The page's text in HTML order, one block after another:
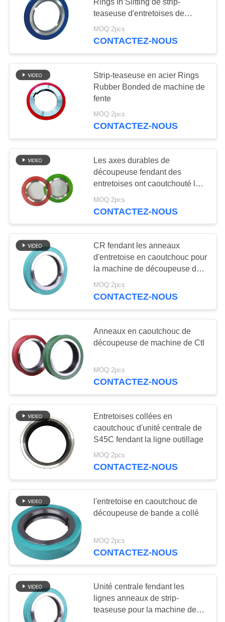
L'USINE
DE
LA
QUALITÉ
LES
AFFAIRES
DEMANDEZ
UN DEVIS
PLAN
SITE
POLITIQUE
DE
CONFIDENTIALITÉ
lames rotatoires de
découpeuse
Cisaillez fendre des
couteaux
lame volante de
cisaillement
Lames en acier de
cisaillement
Lames de
cisaillement
d'alligator
20
lames de hachoir à
ferraille
teaseuse d'entretoises de
grande pureté
MOQ:2pcs
CONTACTEZ-NOUS
Strip-teaseuse en acier Rings
Rubber Bonded de machine de
fente
MOQ:2pcs
CONTACTEZ-NOUS
Les axes durables de
découpeuse fendant des
entretoises ont caoutchouté la
strip-teaseuse Rings
MOQ:2pcs
CONTACTEZ-NOUS
CR fendant les anneaux
d'entretoise en caoutchouc pour
la machine de découpeuse de
bobine d'acier inoxydable
MOQ:2pcs
CONTACTEZ-NOUS
Anneaux en caoutchouc de
découpeuse de machine de Ctl
MOQ:2pcs
CONTACTEZ-NOUS
Entretoises collées en
caoutchouc d'unité centrale de
S45C fendant la ligne outillage
MOQ:2pcs
CONTACTEZ-NOUS
l'entretoise en caoutchouc de
découpeuse de bande a collé
MOQ:2pcs
CONTACTEZ-NOUS
Unité centrale fendant les
lignes anneaux de strip-
teaseuse pour la machine de